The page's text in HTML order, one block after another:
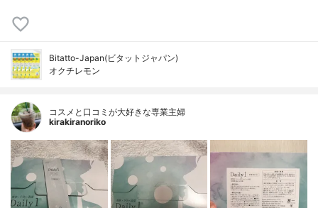
Bitatto-Japan(ビタットジャパン)
オクチレモン
コスメと口コミが大好きな専業主婦
kirakiranoriko